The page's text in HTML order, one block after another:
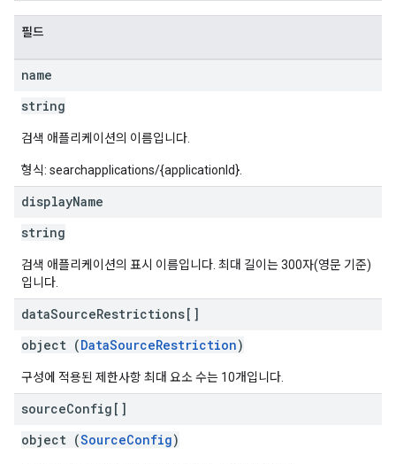
필드
name
string
검색 애플리케이션의 이름입니다.
형식: searchapplications/{applicationId}.
displayName
string
검색 애플리케이션의 표시 이름입니다. 최대 길이는 300자(영문 기준)
입니다.
dataSourceRestrictions[]
object (DataSourceRestriction)
구성에 적용된 제한사항 최대 요소 수는 10개입니다.
sourceConfig[]
object (SourceConfig)